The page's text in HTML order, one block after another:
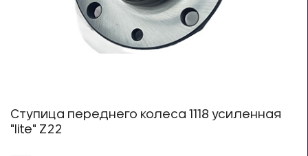
Ступица переднего колеса 1118 усиленная
"lite" Z22